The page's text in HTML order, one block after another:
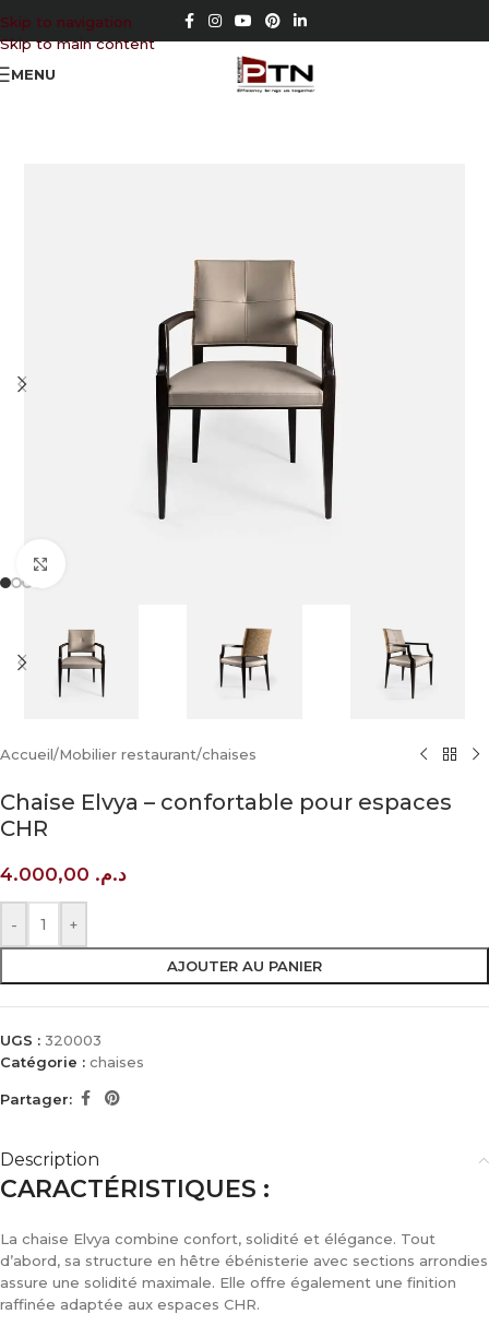
Skip to navigation
Skip to main content
MENU
Accueil/Mobilier restaurant/chaises
Chaise Elvya – confortable pour espaces
CHR
د.م.
- +
AJOUTER AU PANIER
UGS : 320003
Catégorie : chaises
Partager:
Description
CARACTÉRISTIQUES :
La chaise Elvya combine confort, solidité et élégance. Tout
d’abord, sa structure en hêtre ébénisterie avec sections arrondies
assure une solidité maximale. Elle offre également une finition
raffinée adaptée aux espaces CHR.